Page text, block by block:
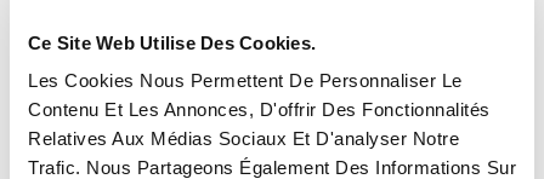
Ce Site Web Utilise Des Cookies.
Les Cookies Nous Permettent De Personnaliser Le
Contenu Et Les Annonces, D'offrir Des Fonctionnalités
Relatives Aux Médias Sociaux Et D'analyser Notre
Trafic. Nous Partageons Également Des Informations Sur
Foire de Canton 2025 : le guide complet
pour trouver des fournisseurs en Asie
5 août 2025 Aucun commentaire
Foire de Canton 2025 : le guide complet pour trouver des
fournisseurs en Asie La Foire de Canton, officiellement